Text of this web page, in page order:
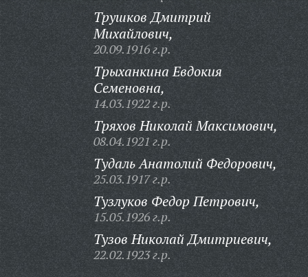
Трушков Дмитрий
Михайлович,
20.09.1916 г.р.
Трыханкина Евдокия
Семеновна,
14.03.1922 г.р.
Тряхов Николай Максимович,
08.04.1921 г.р.
Тудаль Анатолий Федорович,
25.03.1917 г.р.
Тузлуков Федор Петрович,
15.05.1926 г.р.
Тузов Николай Дмитриевич,
22.02.1923 г.р.